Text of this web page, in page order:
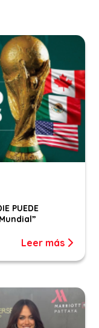
PUEDE
Leer más